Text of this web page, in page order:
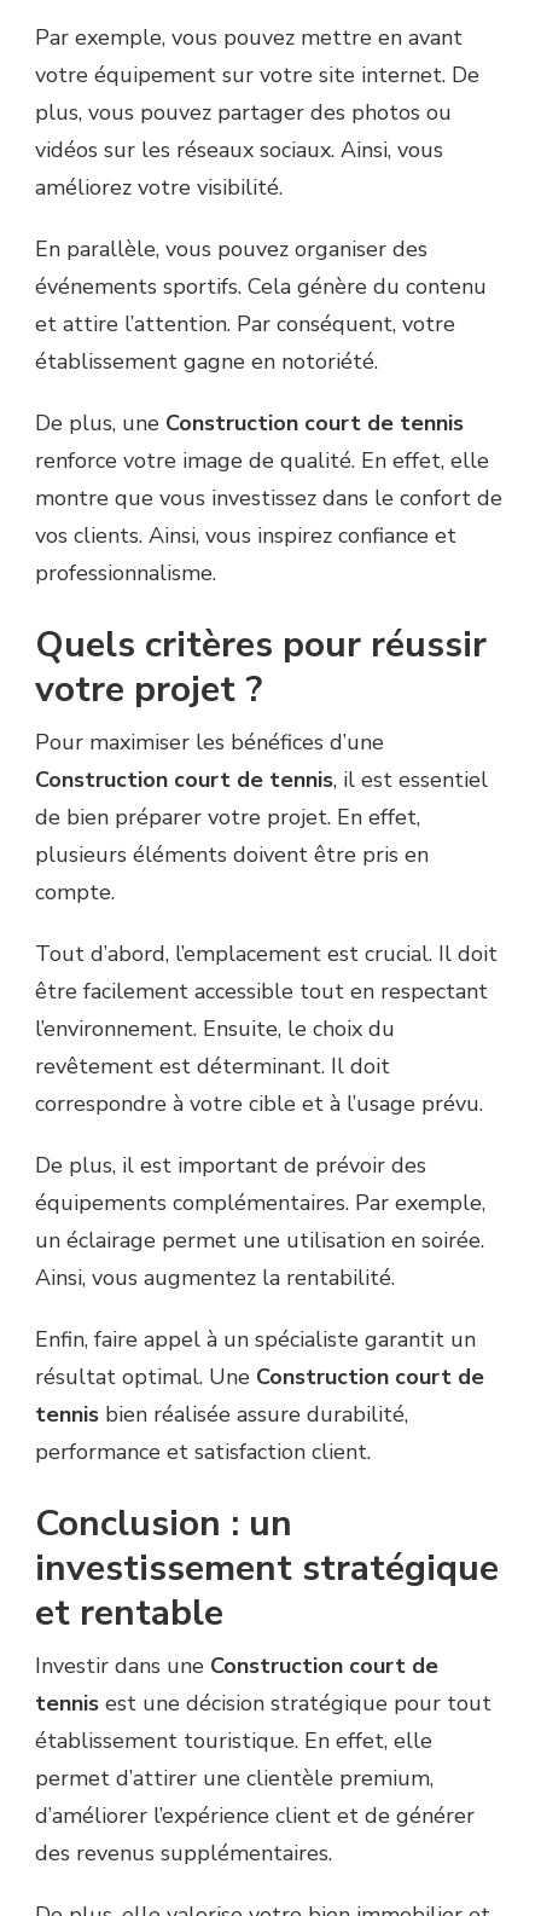
Par exemple, vous pouvez mettre en avant
votre équipement sur votre site internet. De
plus, vous pouvez partager des photos ou
vidéos sur les réseaux sociaux. Ainsi, vous
améliorez votre visibilité.
En parallèle, vous pouvez organiser des
événements sportifs. Cela génère du contenu
et attire l’attention. Par conséquent, votre
établissement gagne en notoriété.
De plus, une Construction court de tennis
renforce votre image de qualité. En effet, elle
montre que vous investissez dans le confort de
vos clients. Ainsi, vous inspirez confiance et
professionnalisme.
Quels critères pour réussir
votre projet ?
Pour maximiser les bénéfices d’une
Construction court de tennis, il est essentiel
de bien préparer votre projet. En effet,
plusieurs éléments doivent être pris en
compte.
Tout d’abord, l’emplacement est crucial. Il doit
être facilement accessible tout en respectant
l’environnement. Ensuite, le choix du
revêtement est déterminant. Il doit
correspondre à votre cible et à l’usage prévu.
De plus, il est important de prévoir des
équipements complémentaires. Par exemple,
un éclairage permet une utilisation en soirée.
Ainsi, vous augmentez la rentabilité.
Enfin, faire appel à un spécialiste garantit un
résultat optimal. Une Construction court de
tennis bien réalisée assure durabilité,
performance et satisfaction client.
Conclusion : un
investissement stratégique
et rentable
Investir dans une Construction court de
tennis est une décision stratégique pour tout
établissement touristique. En effet, elle
permet d’attirer une clientèle premium,
d’améliorer l’expérience client et de générer
des revenus supplémentaires.